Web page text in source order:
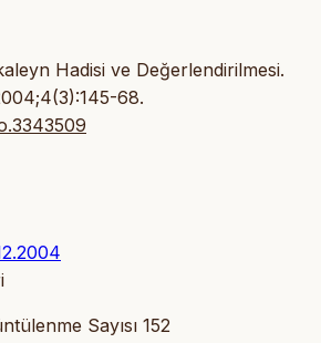
Hadisi ve Değerlendirilmesi.
68.
Sayısı 152